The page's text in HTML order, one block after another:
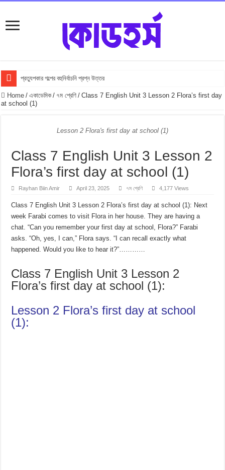
প্রত্যুপকার গল্পের বহুনির্বাচনি প্রশ্ন উত্তর
Top 10 Local Fashion Brands in Bangladesh : Specially for Ladies
সুভা গল্পের জ্ঞানমূলক প্রশ্ন উত্তর
SSC সুভা গল্পের বহুনির্বাচনি প্রশ্ন উত্তর
ফুলের বিবাহ গল্পের অনুধাবনমূলক প্রশ্ন উত্তর
ফুলের বিবাহ গল্পের জ্ঞানমূলক প্রশ্ন উত্তর
ফুলের বিবাহ গল্পের সৃজনশীল প্রশ্ন উত্তর
SSC ফুলের বিবাহ গল্পের বহুনির্বাচনি প্রশ্ন উত্তর
Home / একাডেমিক / ৭ম শ্রেণি / Class 7 English Unit 3 Lesson 2 Flora’s first day
at school (1)
Lesson 2 Flora's first day at school (1)
Class 7 English Unit 3 Lesson 2
Flora’s first day at school (1)
Rayhan Biin Amir April 23, 2025 ৭ম শ্রেণি 4,177 Views
Class 7 English Unit 3 Lesson 2 Flora’s first day at school (1): Next
week Farabi comes to visit Flora in her house. They are having a
chat. “Can you remember your first day at school, Flora?” Farabi
asks. “Oh, yes, I can,” Flora says. “I can recall exactly what
happened. Would you like to hear it?”…………
Class 7 English Unit 3 Lesson 2
Flora’s first day at school (1):
Lesson 2 Flora’s first day at school
(1):